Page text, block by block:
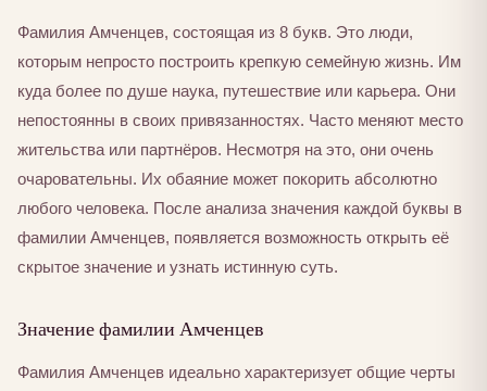
Фамилия Амченцев, состоящая из 8 букв. Это люди,
которым непросто построить крепкую семейную жизнь. Им
куда более по душе наука, путешествие или карьера. Они
непостоянны в своих привязанностях. Часто меняют место
жительства или партнёров. Несмотря на это, они очень
очаровательны. Их обаяние может покорить абсолютно
любого человека. После анализа значения каждой буквы в
фамилии Амченцев, появляется возможность открыть её
скрытое значение и узнать истинную суть.
Значение фамилии Амченцев
Фамилия Амченцев идеально характеризует общие черты